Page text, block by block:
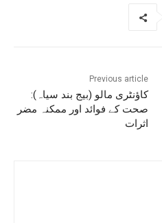
Previous article
کاؤنٹری مالو (بیج بند سیاہ):
صحت کے فوائد اور ممکنہ مضر
اثرات